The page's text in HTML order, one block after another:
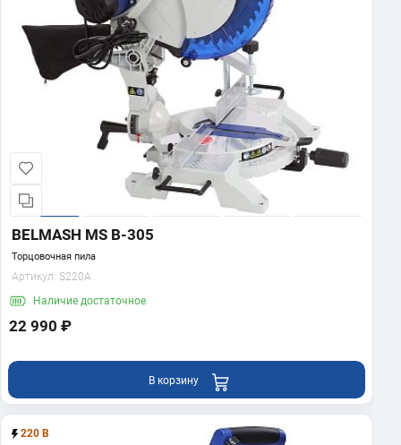
BELMASH MS B-305
Торцовочная пила
Артикул: S220A
Наличие достаточное
22 990 ₽
В корзину
220 В